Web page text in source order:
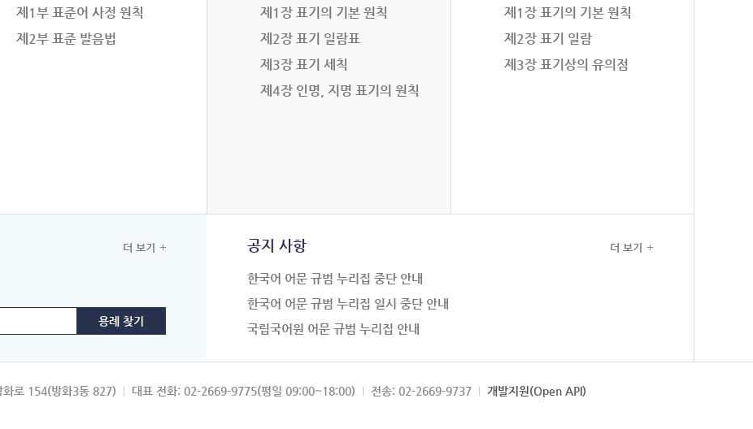
제1부 표준어 사정 원칙
제2부 표준 발음법
제1장 표기의 기본 원칙
제2장 표기 일람표
제3장 표기 세칙
제4장 인명, 지명 표기의 원칙
제1장 표기의 기본 원칙
제2장 표기 일람
제3장 표기상의 유의점
더 보기 공지 사항
한국어 어문 규범 누리집 중단 안내
한국어 어문 규범 누리집 일시 중단 안내
국립국어원 어문 규범 누리집 안내
더 보기
로 154(방화3동 827) 대표 전화: 02-2669-9775(평일 09:00~18:00) 전송: 02-2669-9737 개발지원(Open API)